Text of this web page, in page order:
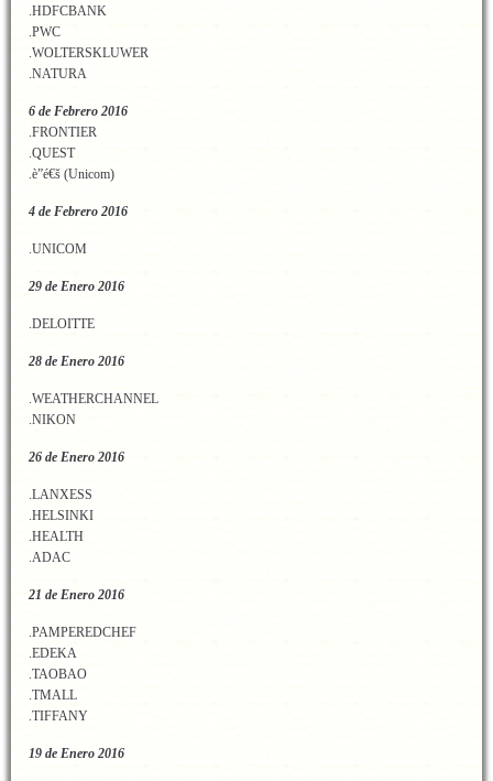
.HDFCBANK
.PWC
.WOLTERSKLUWER
.NATURA
6 de Febrero 2016
.FRONTIER
.QUEST
.è”é€š (Unicom)
4 de Febrero 2016
.UNICOM
29 de Enero 2016
.DELOITTE
28 de Enero 2016
.WEATHERCHANNEL
.NIKON
26 de Enero 2016
.LANXESS
.HELSINKI
.HEALTH
.ADAC
21 de Enero 2016
.PAMPEREDCHEF
.EDEKA
.TAOBAO
.TMALL
.TIFFANY
19 de Enero 2016